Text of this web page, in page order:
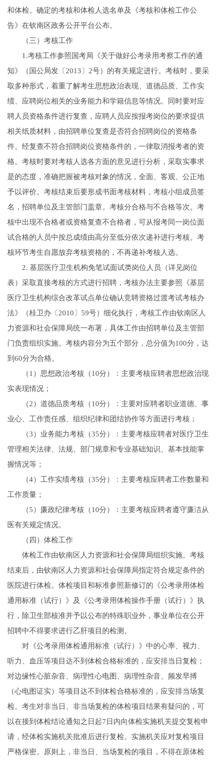
和体检。确定的考核和体检人选名单及《考核和体检工作公
告》在钦南区政务公开平台公布。
（三）考核工作
1.考核工作参照国考局《关于做好公考录用考察工作的通
知》（国公局发〔2013〕2号）的有关规定进行。考核时，要采
取多种形式，着重了解考生思想政治表现、道德品质、工作实
绩、应聘岗位相关的业务能力和学籍信息等情况。同时要对应
聘人员资格条件进行复查，应聘人员应按报考岗位的要求提供
相关纸质材料，由招聘单位复查是否符合招聘岗位的资格条
件。经复查不符合招聘岗位资格条件的，一律取消报考者的资
格。考核时要对考核人选各方面的意见进行分析，采取实事求
是的态度，准确把握被考核对象的情况，全面、客观、公正地
予以评价。考核结束后要形成书面考核材料，考核小组成员签
名，招聘单位及主管部门盖章。考核分合格与不合格等次。考
核中出现不合格者或资格复查不合格者，可从报考同一岗位面
试合格的人员中按总成绩由高分至低分依次递补进行考核。考
核环节考生自愿放弃考核资格的，不再递补考核人选。
2. 基层医疗卫生机构免笔试面试类岗位人员（详见岗位
表）采取直接考核的方式进行招聘，考核办法主要参照《基层
医疗卫生机构综合改革试点单位确认竞聘资格过渡考试考核办
法》（桂卫办〔2010〕59号）细化执行，考核工作由钦南区人
力资源和社会保障局统一布署，具体工作由招聘单位及主管部
门负责组织实施。考核内容分为五个部分，总分值为100分，达
到60分为合格。
（1）思想政治考核（10分）：主要考核应聘者思想政治现
实表现情况；
（2）道德品质考核（10分）：主要对应聘者职业道德、事
业心、工作责任感、组织纪律和团结协作等方面进行考核；
（3）业务能力考核（35分）：主要考核应聘者对医疗卫生
管理相关法律、法规、部门规章和专业基础知识、基本技能掌
握情况等；
（4）工作实绩考核（35分）：主要考核应聘者工作数量和
工作质量；
（5）廉政纪律考核（10分）：主要考核应聘者遵守廉洁从
医有关规定情况。
（四）体检工作
体检工作由钦南区人力资源和社会保障局组织实施。考核
结束后，由钦南区人力资源和社会保障局指定符合规定条件的
医院进行体检。体检项目和标准参照新修订的《公考录用体检
通用标准（试行）》及《公考录用体检操作手册（试行）》执
行，除卫生部核准并予以公布的特殊职业外，事业单位在公开
招聘中不得要求进行乙肝项目的检测。
对《公考录用体检通用标准（试行）》中的心率、视力、
听力、血压等项目达不到体检合格标准的，应安排当日复检；
对边缘性心脏杂音、病理性心电图、病理性杂音、频发早搏
（心电图证实）等项目达不到体检合格标准的，应安排当场复
检。考生对非当日、非当场复检的体检项目结果有疑问的，可
以在接到体检结论通知之日起7日内向体检实施机关提交复检申
请，经体检实施机关批准后进行复检。实施机关应对复检项目
严格保密。原则上，非当日、当场复检的项目，不得在原体检